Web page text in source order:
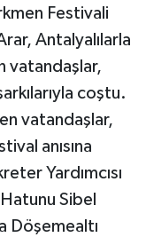
Festivali
Antalyalılarla
vatandaşlar,
coştu.
vatandaşlar,
anısına
Yardımcısı
Sibel
Döşemealtı